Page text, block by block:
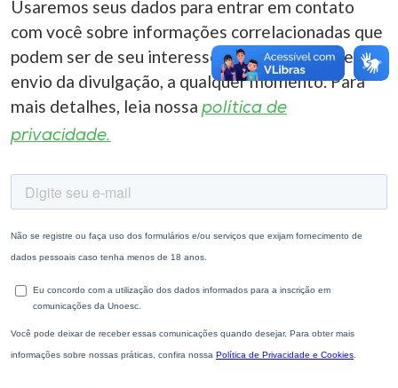
Usaremos seus dados para entrar em contato
com você sobre informações correlacionadas que
podem ser de seu interesse. Você pode cancelar o
envio da divulgação, a qualquer momento. Para
mais detalhes, leia nossa política de
privacidade.